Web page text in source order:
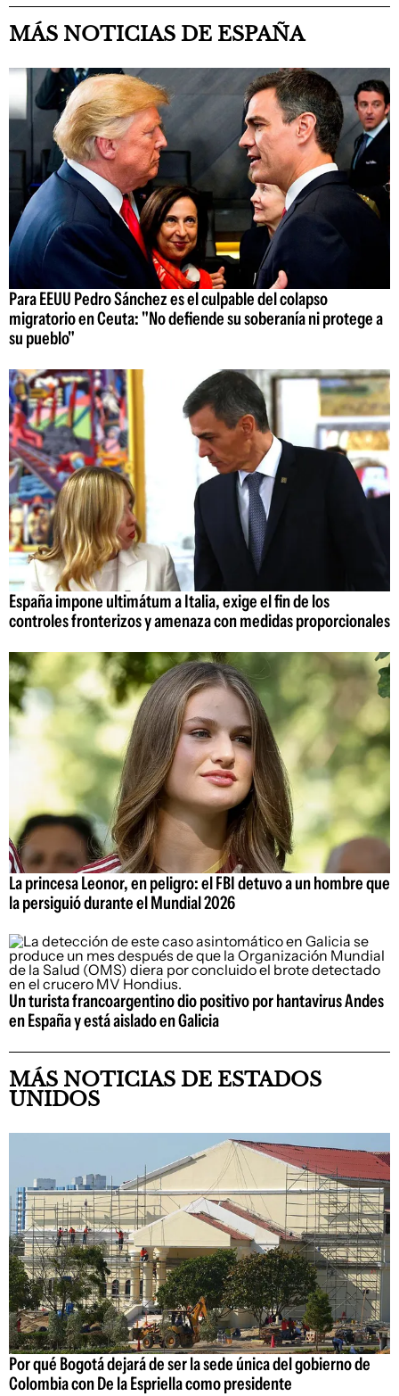
MÁS NOTICIAS DE ESPAÑA
Para EEUU Pedro Sánchez es el culpable del colapso
migratorio en Ceuta: "No defiende su soberanía ni protege a
su pueblo"
España impone ultimátum a Italia, exige el fin de los
controles fronterizos y amenaza con medidas proporcionales
La princesa Leonor, en peligro: el FBI detuvo a un hombre que
la persiguió durante el Mundial 2026
Un turista francoargentino dio positivo por hantavirus Andes
en España y está aislado en Galicia
MÁS NOTICIAS DE ESTADOS
UNIDOS
Por qué Bogotá dejará de ser la sede única del gobierno de
Colombia con De la Espriella como presidente